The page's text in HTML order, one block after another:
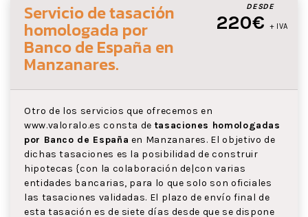
DESDE
220€ + IVA
Servicio de tasación
homologada por
Banco de España en
Manzanares.
Otro de los servicios que ofrecemos en
www.valoralo.es consta de tasaciones homologadas
por Banco de España en Manzanares. El objetivo de
dichas tasaciones es la posibilidad de construir
hipotecas {con la colaboración de|con varias
entidades bancarias, para lo que solo son oficiales
las tasaciones validadas. El plazo de envío final de
esta tasación es de siete días desde que se dispone